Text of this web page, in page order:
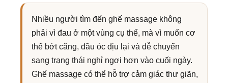
Nhiều người tìm đến ghế massage không
phải vì đau ở một vùng cụ thể, mà vì muốn cơ
thể bớt căng, đầu óc dịu lại và dễ chuyển
sang trạng thái nghỉ ngơi hơn vào cuối ngày.
Ghế massage có thể hỗ trợ cảm giác thư giãn,